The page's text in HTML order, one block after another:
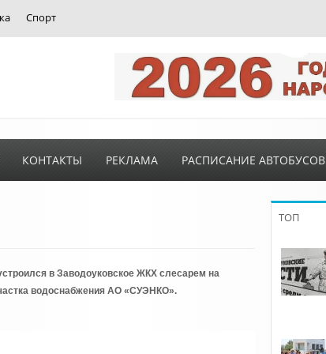
Спорт
КОНТАКТЫ РЕКЛАМА РАСПИСАНИЕ АВТОБУСОВ
в Заводоуковское ЖКХ слесарем на
водоснабжения АО «СУЭНКО».
ТОП